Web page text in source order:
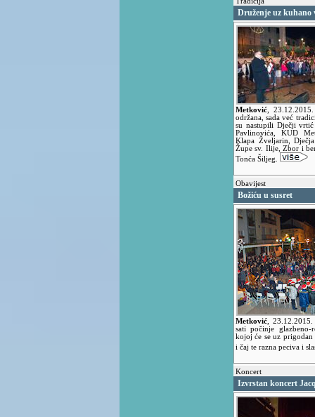
Druženje uz kuhano
Metković
održana, sada već
su nastupili Dječji
Pavlinovića, KUD
Klapa Žveljarin,
Župe sv. Ilije, Zbor i
Tonća Šiljeg.
Obavijest
Božiću u susret
Metković
sati počinje glazbeno-
kojoj će se uz
i čaj te razna peciva i
Koncert
Izvrstan koncert